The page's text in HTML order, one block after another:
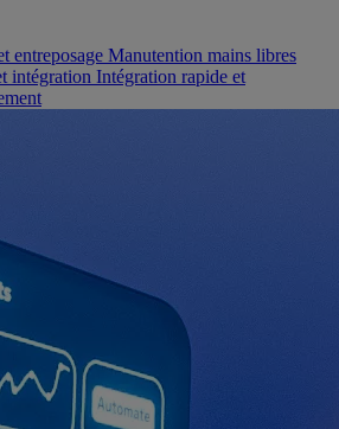
entreposage Manutention mains libres
intégration Intégration rapide et